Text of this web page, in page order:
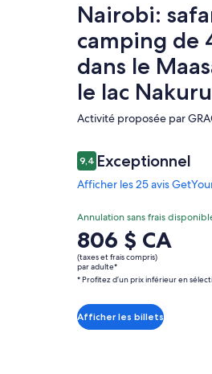
Nairobi:
camping de
dans le
le lac Nakuru
Activité proposée par
Avis
9,49,4 sur 10 –
Exceptionnel
Afficher les 25 avis
9.49.4 sur 10
Exceptionnel
Afficher les
25 avis
GetYourGuide
Annulation sans frais
Le
prix
est
de 806 $ CA.
par
adulte*
806 $ CA
(taxes et frais compris)
par adulte*
* Profitez d’un prix inférieur en
Afficher les billets